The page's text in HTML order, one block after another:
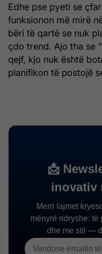
Edhe pse pyeti se
funksionon më mirë
bëri të qartë se nuk
çdo trend. Ajo tha se
qejf, kjo nuk është
planifikon të postojë